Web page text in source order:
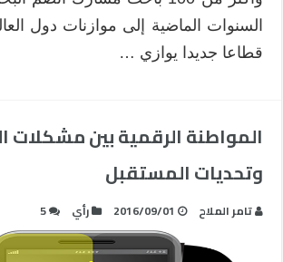
السنوات الماضية إلى موازنات دول
قطاعا جديدا يوازي …
المواطنة الرقمية بين مشكلات
وتحديات المستقبل
تامر الملاح 2016/09/01 رأي 5